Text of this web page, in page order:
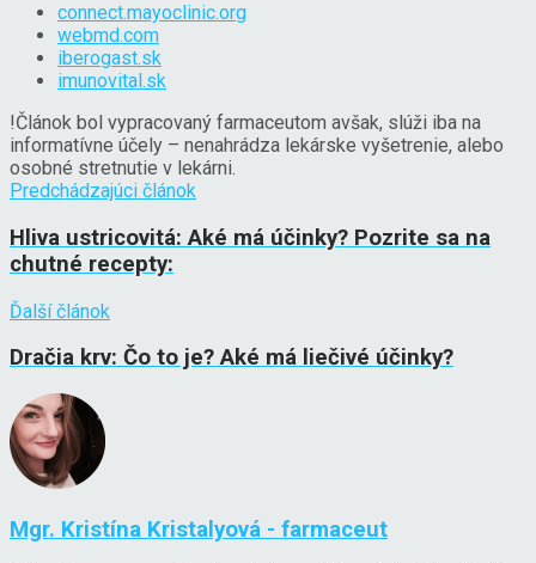
connect.mayoclinic.org
webmd.com
iberogast.sk
imunovital.sk
!Článok bol vypracovaný farmaceutom avšak, slúži iba na
informatívne účely – nenahrádza lekárske vyšetrenie, alebo
osobné stretnutie v lekárni.
Predchádzajúci článok
Hliva ustricovitá: Aké má účinky? Pozrite sa na
chutné recepty:
Ďalší článok
Dračia krv: Čo to je? Aké má liečivé účinky?
Mgr. Kristína Kristalyová - farmaceut